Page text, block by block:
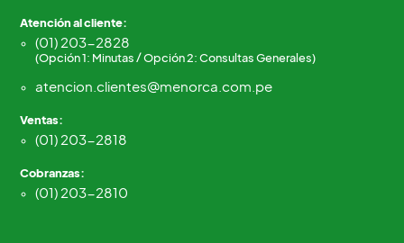
Atención al cliente:
(01) 203-2828
(Opción 1: Minutas / Opción 2: Consultas Generales)
atencion.clientes@menorca.com.pe
Ventas:
(01) 203-2818
Cobranzas:
(01) 203-2810